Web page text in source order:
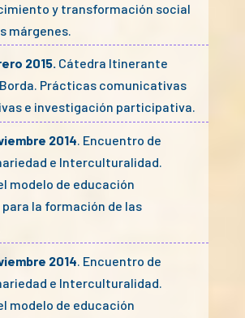
y transformación social
márgenes.
2015. Cátedra Itinerante
Borda. Prácticas comunicativas
e investigación participativa.
2014. Encuentro de
e Interculturalidad.
modelo de educación
la formación de las
2014. Encuentro de
e Interculturalidad.
modelo de educación